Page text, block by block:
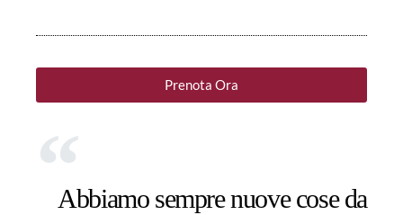
Prenota Ora
Abbiamo sempre nuove cose da